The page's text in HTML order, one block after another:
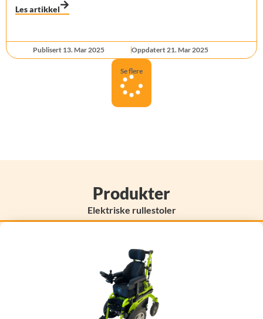
Les artikkel
Publisert 13. Mar 2025 Oppdatert 21. Mar 2025
Se flere
Produkter
Elektriske rullestoler